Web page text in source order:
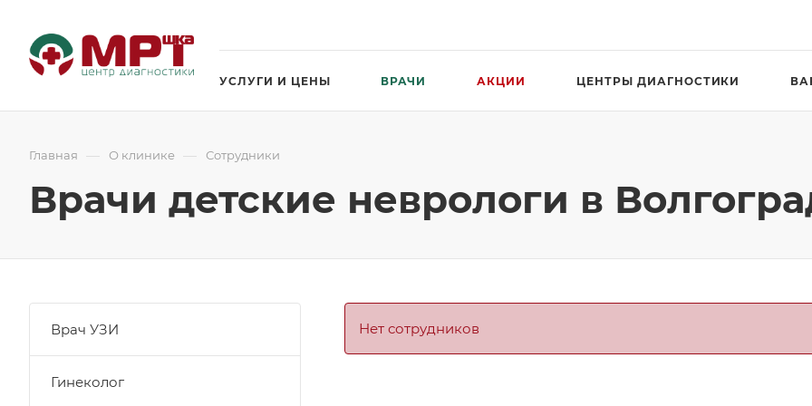
УСЛУГИ И ЦЕНЫ ВРАЧИ АКЦИИ ЦЕНТРЫ ДИАГНОСТИКИ
Главная — О клинике — Сотрудники
Врачи детские неврологи в
Нет сотрудников
Врач УЗИ
Гинеколог